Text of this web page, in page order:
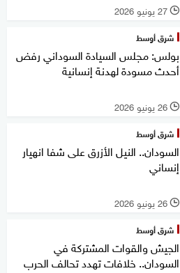
l 27 يونيو 2026
شرق أوسط
بولس: مجلس السيادة السوداني رفض
أحدث مسودة لهدنة إنسانية
l 26 يونيو 2026
شرق أوسط
السودان.. النيل الأزرق على شفا انهيار
إنساني
l 26 يونيو 2026
شرق أوسط
الجيش والقوات المشتركة في
السودان.. خلافات تهدد تحالف الحرب